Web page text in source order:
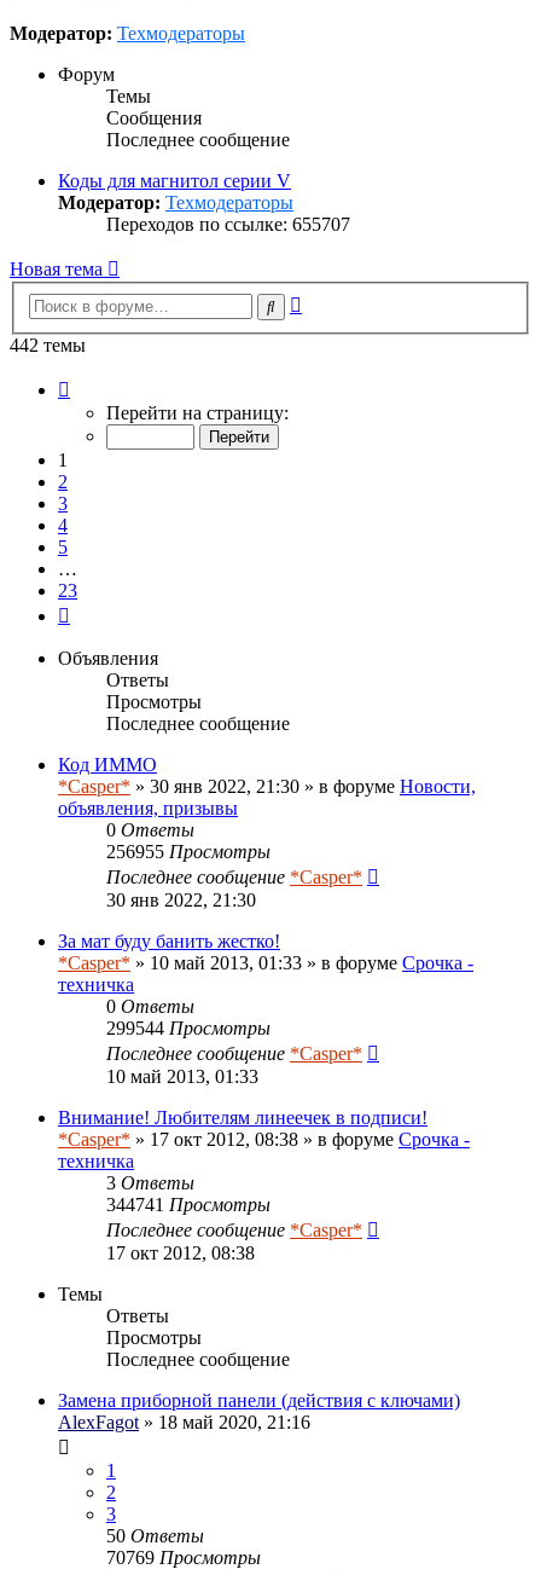
Модератор: Техмодераторы
Форум
Темы
Сообщения
Последнее сообщение
Коды для магнитол серии V
Модератор: Техмодераторы
Переходов по ссылке: 655707
Новая тема
Поиск
442 темы
Перейти на страницу:
1
2
3
4
5
…
23
Объявления
Ответы
Просмотры
Последнее сообщение
Код ИММО
*Casper* » 30 янв 2022, 21:30 » в форуме Новости,
объявления, призывы
0 Ответы
256955 Просмотры
Последнее сообщение *Casper*
30 янв 2022, 21:30
За мат буду банить жестко!
*Casper* » 10 май 2013, 01:33 » в форуме Срочка -
техничка
0 Ответы
299544 Просмотры
Последнее сообщение *Casper*
10 май 2013, 01:33
Внимание! Любителям линеечек в подписи!
*Casper* » 17 окт 2012, 08:38 » в форуме Срочка -
техничка
3 Ответы
344741 Просмотры
Последнее сообщение *Casper*
17 окт 2012, 08:38
Темы
Ответы
Просмотры
Последнее сообщение
Замена приборной панели (действия с ключами)
AlexFagot » 18 май 2020, 21:16
1
2
3
50 Ответы
70769 Просмотры